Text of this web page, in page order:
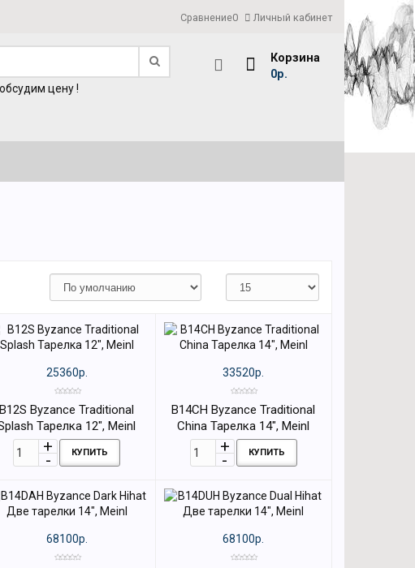
Сравнение0 Личный кабинет
Корзина
0р.
цену !
25360р.
B12S Byzance Traditional
Тарелка 12", Meinl
КУПИТЬ
33520р.
B14CH Byzance Traditional
China Тарелка 14", Meinl
КУПИТЬ
68100р. 68100р.